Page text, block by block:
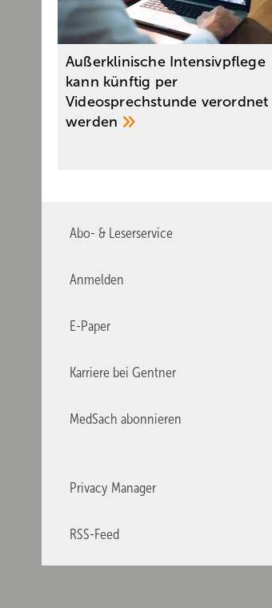
Außerklinische Intensivpflege
kann künftig per
Videosprechstunde verordnet
werden
Abo- & Leserservice
Anmelden
E-Paper
Karriere bei Gentner
MedSach abonnieren
Privacy Manager
RSS-Feed